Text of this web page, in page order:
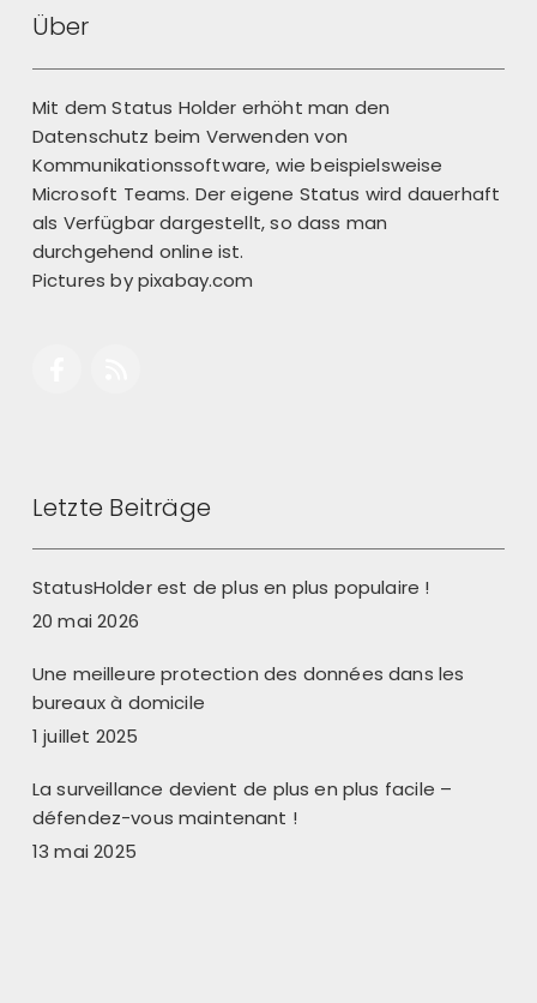
Über
Mit dem Status Holder erhöht man den
Datenschutz beim Verwenden von
Kommunikationssoftware, wie beispielsweise
Microsoft Teams. Der eigene Status wird dauerhaft
als Verfügbar dargestellt, so dass man
durchgehend online ist.
Pictures bypixabay.com
Letzte Beiträge
StatusHolder est de plus en plus populaire !
20 mai 2026
Une meilleure protection des données dans les
bureaux à domicile
1 juillet 2025
La surveillance devient de plus en plus facile –
défendez-vous maintenant !
13 mai 2025